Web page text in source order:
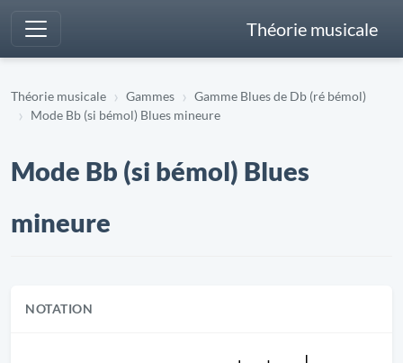
Théorie musicale
Théorie musicale Gammes
Gamme Blues de Db (ré bémol)
Mode Bb (si bémol) Blues mineure
Mode Bb (si bémol) Blues
mineure
NOTATION